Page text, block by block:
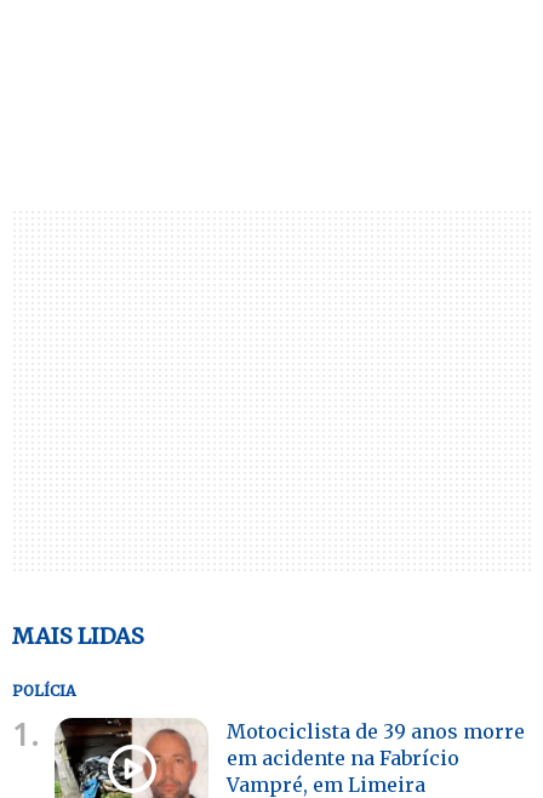
MAIS LIDAS
POLÍCIA
1.
Motociclista de 39 anos morre
em acidente na Fabrício
Vampré, em Limeira